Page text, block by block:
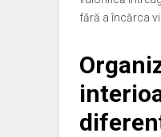
fără a încărca